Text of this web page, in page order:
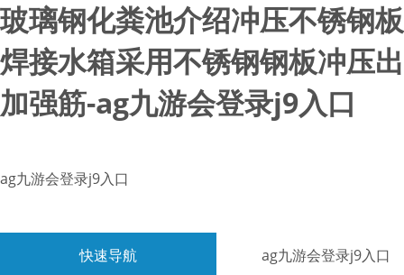
玻璃钢化粪池介绍冲压不锈钢板
焊接水箱采用不锈钢钢板冲压出
加强筋-ag九游会登录j9入口
ag九游会登录j9入口
快速导航 ag九游会登录j9入口